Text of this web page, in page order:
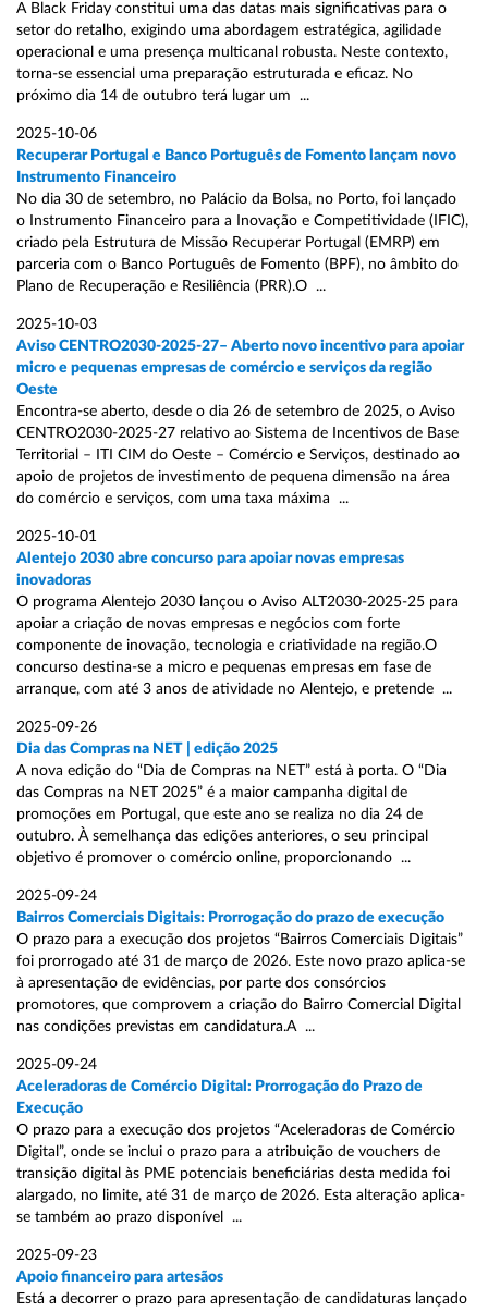
A Black Friday constitui uma das datas mais significativas para o
setor do retalho, exigindo uma abordagem estratégica, agilidade
operacional e uma presença multicanal robusta. Neste contexto,
torna-se essencial uma preparação estruturada e eficaz. No
próximo dia 14 de outubro terá lugar um ...
2025-10-06
Recuperar Portugal e Banco Português de Fomento lançam novo
Instrumento Financeiro
No dia 30 de setembro, no Palácio da Bolsa, no Porto, foi lançado
o Instrumento Financeiro para a Inovação e Competitividade (IFIC),
criado pela Estrutura de Missão Recuperar Portugal (EMRP) em
parceria com o Banco Português de Fomento (BPF), no âmbito do
Plano de Recuperação e Resiliência (PRR).O ...
2025-10-03
Aviso CENTRO2030-2025-27– Aberto novo incentivo para apoiar
micro e pequenas empresas de comércio e serviços da região
Oeste
Encontra-se aberto, desde o dia 26 de setembro de 2025, o Aviso
CENTRO2030-2025-27 relativo ao Sistema de Incentivos de Base
Territorial – ITI CIM do Oeste – Comércio e Serviços, destinado ao
apoio de projetos de investimento de pequena dimensão na área
do comércio e serviços, com uma taxa máxima ...
2025-10-01
Alentejo 2030 abre concurso para apoiar novas empresas
inovadoras
O programa Alentejo 2030 lançou o Aviso ALT2030-2025-25 para
apoiar a criação de novas empresas e negócios com forte
componente de inovação, tecnologia e criatividade na região.O
concurso destina-se a micro e pequenas empresas em fase de
arranque, com até 3 anos de atividade no Alentejo, e pretende ...
2025-09-26
Dia das Compras na NET | edição 2025
A nova edição do “Dia de Compras na NET” está à porta. O “Dia
das Compras na NET 2025” é a maior campanha digital de
promoções em Portugal, que este ano se realiza no dia 24 de
outubro. À semelhança das edições anteriores, o seu principal
objetivo é promover o comércio online, proporcionando ...
2025-09-24
Bairros Comerciais Digitais: Prorrogação do prazo de execução
O prazo para a execução dos projetos “Bairros Comerciais Digitais”
foi prorrogado até 31 de março de 2026. Este novo prazo aplica-se
à apresentação de evidências, por parte dos consórcios
promotores, que comprovem a criação do Bairro Comercial Digital
nas condições previstas em candidatura.A ...
2025-09-24
Aceleradoras de Comércio Digital: Prorrogação do Prazo de
Execução
O prazo para a execução dos projetos “Aceleradoras de Comércio
Digital”, onde se inclui o prazo para a atribuição de vouchers de
transição digital às PME potenciais beneficiárias desta medida foi
alargado, no limite, até 31 de março de 2026. Esta alteração aplica-
se também ao prazo disponível ...
2025-09-23
Apoio financeiro para artesãos
Está a decorrer o prazo para apresentação de candidaturas lançado